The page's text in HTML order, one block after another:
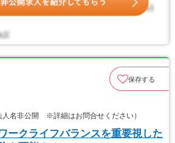
保存する
人名非公開 ※詳細はお問合せください）
ークライフバランスを重要視した